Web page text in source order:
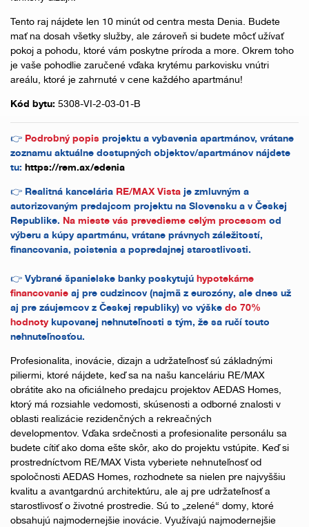
Tento raj nájdete len 10 minút od centra mesta Denia. Budete
mať na dosah všetky služby, ale zároveň si budete môcť užívať
pokoj a pohodu, ktoré vám poskytne príroda a more. Okrem toho
je vaše pohodlie zaručené vďaka krytému parkovisku vnútri
areálu, ktoré je zahrnuté v cene každého apartmánu!
Kód bytu: 5308-VI-2-03-01-B
👉 Podrobný popis projektu a vybavenia apartmánov, vrátane
zoznamu aktuálne dostupných objektov/apartmánov nájdete
tu: https://rem.ax/edenia
👉 Realitná kancelária RE/MAX Vista je zmluvným a
autorizovaným predajcom projektu na Slovensku a v Českej
Republike. Na mieste vás prevedieme celým procesom od
výberu a kúpy apartmánu, vrátane právnych záležitostí,
financovania, poistenia a popredajnej starostlivosti.
👉 Vybrané španielske banky poskytujú hypotekárne
financovanie aj pre cudzincov (najmä z eurozóny, ale dnes už
aj pre záujemcov z Českej republiky) vo výške do 70%
hodnotykupovanej nehnuteľnosti s tým, že sa ručí touto
nehnuteľnosťou.
Profesionalita, inovácie, dizajn a udržateľnosť sú základnými
piliermi, ktoré nájdete, keď sa na našu kanceláriu RE/MAX
obrátite ako na oficiálneho predajcu projektov AEDAS Homes,
ktorý má rozsiahle vedomosti, skúsenosti a odborné znalosti v
oblasti realizácie rezidenčných a rekreačných
developmentov. Vďaka srdečnosti a profesionalite personálu sa
budete cítiť ako doma ešte skôr, ako do projektu vstúpite. Keď si
prostredníctvom RE/MAX Vista vyberiete nehnuteľnosť od
spoločnosti AEDAS Homes, rozhodnete sa nielen pre najvyššiu
kvalitu a avantgardnú architektúru, ale aj pre udržateľnosť a
starostlivosť o životné prostredie. Sú to „zelené“ domy, ktoré
obsahujú najmodernejšie inovácie. Využívajú najmodernejšie